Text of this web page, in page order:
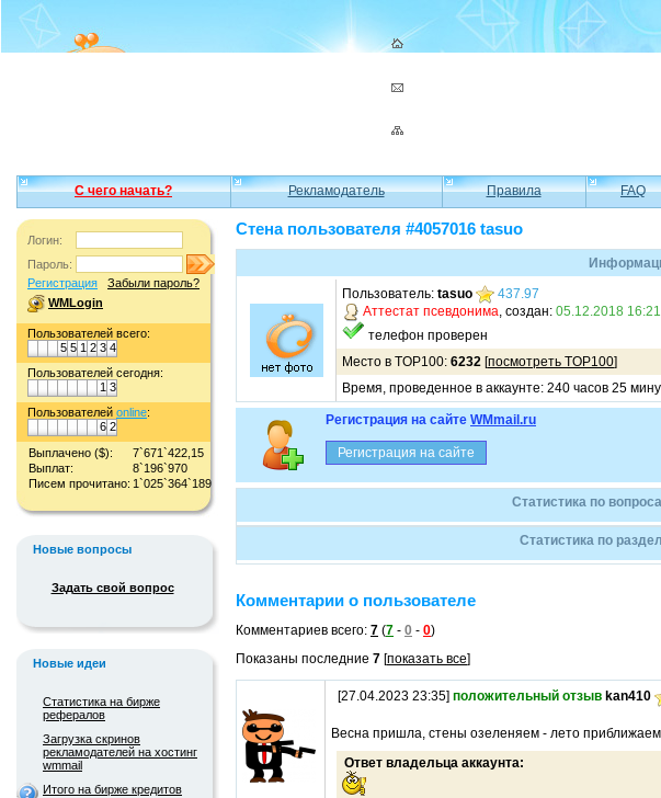
С чего начать? Рекламодатель Правила FAQ
Логин:
Пароль:
Регистрация
Забыли пароль?
WMLogin
Пользователей всего:
5 5 1 2 3 4
Пользователей сегодня:
1 3
Пользователей online:
6 2
Выплачено ($):
7`671`422,15
Выплат:
8`196`970
Писем прочитано: 1`025`364`189
Новые вопросы
Задать свой вопрос
Новые идеи
Статистика на бирже
рефералов
Загрузка скринов
рекламодателей на хостинг
wmmail
Итого на бирже кредитов
Стена пользователя #4057016 tasuo
Пользователь: tasuo
437.97
Аттестат псевдонима, создан: 05.12.2018 16:21
телефон проверен
Место в TOP100: 6232 [посмотреть TOP100]
Время, проведенное в аккаунте: 240 часов 25
Регистрация на сайте WMmail.ru
Статистика по
Статистика по
Комментарии о пользователе
Комментариев всего: 7 (7 - 0 - 0)
Показаны последние 7 [показать все]
[27.04.2023 23:35] положительный отзыв kan410
Весна пришла, стены озеленяем - лето
Ответ владельца аккаунта: